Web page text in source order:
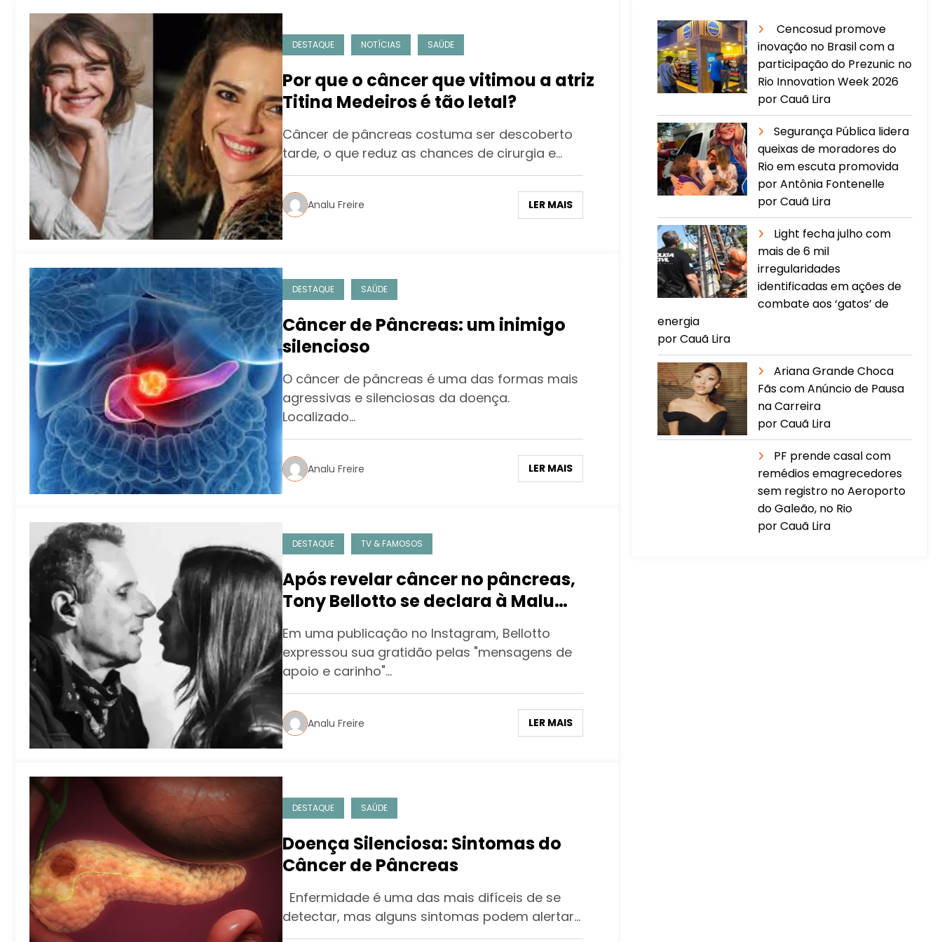
DESTAQUE NOTÍCIAS SAÚDE
Por que o câncer que vitimou a atriz
Titina Medeiros é tão letal?
Câncer de pâncreas costuma ser descoberto
tarde, o que reduz as chances de cirurgia e…
Analu Freire LER MAIS
DESTAQUE SAÚDE
Câncer de Pâncreas: um inimigo
silencioso
O câncer de pâncreas é uma das formas mais
agressivas e silenciosas da doença.
Localizado…
Analu Freire LER MAIS
DESTAQUE TV & FAMOSOS
Após revelar câncer no pâncreas,
Tony Bellotto se declara à Malu
Mader
Em uma publicação no Instagram, Bellotto
expressou sua gratidão pelas "mensagens de
apoio e carinho"…
Analu Freire LER MAIS
DESTAQUE SAÚDE
Doença Silenciosa: Sintomas do
Câncer de Pâncreas
Enfermidade é uma das mais difíceis de se
detectar, mas alguns sintomas podem alertar…
Cencosud promove
inovação no Brasil com a
participação do Prezunic no
Rio Innovation Week 2026
por Cauã Lira
​Segurança Pública lidera
queixas de moradores do
Rio em escuta promovida
por Antônia Fontenelle
por Cauã Lira
Light fecha julho com
mais de 6 mil
irregularidades
identificadas em ações de
combate aos ‘gatos’ de
energia
por Cauã Lira
Ariana Grande Choca
Fãs com Anúncio de Pausa
na Carreira
por Cauã Lira
PF prende casal com
remédios emagrecedores
sem registro no Aeroporto
do Galeão, no Rio
por Cauã Lira